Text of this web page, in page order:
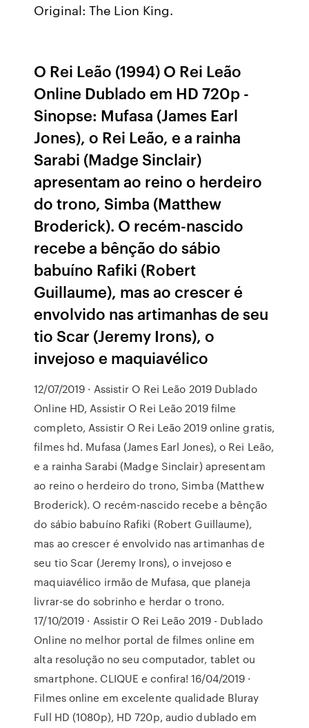
Original: The Lion King.
O Rei Leão (1994) O Rei Leão
Online Dublado em HD 720p -
Sinopse: Mufasa (James Earl
Jones), o Rei Leão, e a rainha
Sarabi (Madge Sinclair)
apresentam ao reino o herdeiro
do trono, Simba (Matthew
Broderick). O recém-nascido
recebe a bênção do sábio
babuíno Rafiki (Robert
Guillaume), mas ao crescer é
envolvido nas artimanhas de seu
tio Scar (Jeremy Irons), o
invejoso e maquiavélico
12/07/2019 · Assistir O Rei Leão 2019 Dublado
Online HD, Assistir O Rei Leão 2019 filme
completo, Assistir O Rei Leão 2019 online gratis,
filmes hd. Mufasa (James Earl Jones), o Rei Leão,
e a rainha Sarabi (Madge Sinclair) apresentam
ao reino o herdeiro do trono, Simba (Matthew
Broderick). O recém-nascido recebe a bênção
do sábio babuíno Rafiki (Robert Guillaume),
mas ao crescer é envolvido nas artimanhas de
seu tio Scar (Jeremy Irons), o invejoso e
maquiavélico irmão de Mufasa, que planeja
livrar-se do sobrinho e herdar o trono.
17/10/2019 · Assistir O Rei Leão 2019 - Dublado
Online no melhor portal de filmes online em
alta resolução no seu computador, tablet ou
smartphone. CLIQUE e confira! 16/04/2019 ·
Filmes online em excelente qualidade Bluray
Full HD (1080p), HD 720p, audio dublado em